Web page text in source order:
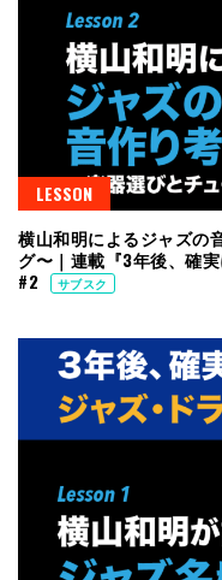
LESSON
横山和明によるジャズの
グ〜｜連載『3年後、確
#2
サブスク